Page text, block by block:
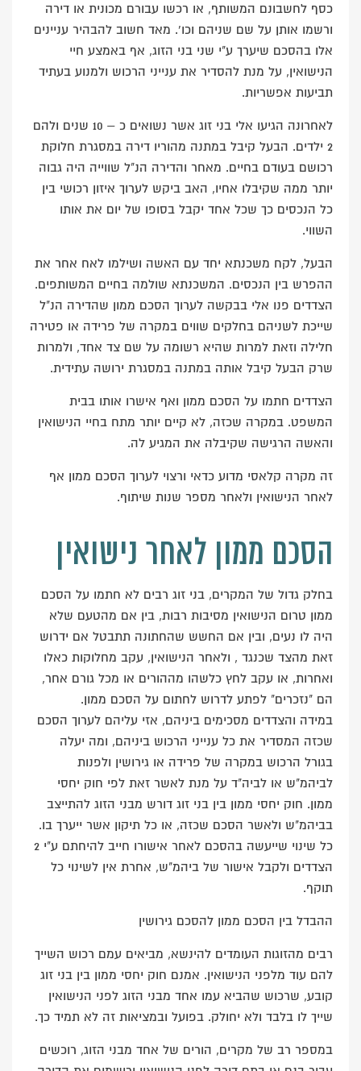
כסף לחשבונם המשותף, או רכשו עבורם מכונית או דירה
ורשמו אותן על שם שניהם וכו'. מאד חשוב להבהיר עניינים
אלו בהסכם שיערך ע"י שני בני הזוג, אף באמצע חיי
הנישואין, על מנת להסדיר את ענייני הרכוש ולמנוע בעתיד
תביעות אפשריות.
לאחרונה הגיעו אלי בני זוג אשר נשואים כ – 10 שנים ולהם
2 ילדים. הבעל קיבל במתנה מהוריו דירה במסגרת חלוקת
רכושם בעודם בחיים. מאחר והדירה הנ"ל שווייה היה גבוה
יותר ממה שקיבלו אחיו, האב ביקש לערוך איזון רכושי בין
כל הנכסים כך שכל אחד יקבל בסופו של יום את אותו
השווי.
הבעל, לקח משכנתא יחד עם האשה ושילמו לאח אחר את
ההפרש בין הנכסים. המשכנתא שולמה בחיים המשותפים.
הצדדים פנו אלי בבקשה לערוך הסכם ממון שהדירה הנ"ל
שייכת לשניהם בחלקים שווים במקרה של פרידה או פטירה
חלילה וזאת למרות שהיא רשומה על שם צד אחד, ולמרות
שרק הבעל קיבל אותה במתנה במסגרת ירושה עתידית.
הצדדים חתמו על הסכם ממון ואף אישרו אותו בבית
המשפט. במקרה שכזה, לא קיים יותר מתח בחיי הנישואין
והאשה הרגישה שקיבלה את המגיע לה.
זה מקרה קלאסי מדוע כדאי ורצוי לערוך הסכם ממון אף
לאחר הנישואין ולאחר מספר שנות שיתוף.
הסכם ממון לאחר נישואין
בחלק גדול של המקרים, בני זוג רבים לא חתמו על הסכם
ממון טרום הנישואין מסיבות רבות, בין אם מהטעם שלא
היה לו נעים, ובין אם החשש שהחתונה תתבטל אם ידרוש
זאת מהצד שכנגד , ולאחר הנישואין, עקב מחלוקות כאלו
ואחרות, או עקב לחץ כלשהו מההורים או מכל גורם אחר,
הם "נזכרים" לפתע לדרוש לחתום על הסכם ממון.
במידה והצדדים מסכימים ביניהם, אזי עליהם לערוך הסכם
שכזה המסדיר את כל ענייני הרכוש ביניהם, ומה יעלה
בגורל הרכוש במקרה של פרידה או גירושין ולפנות
לביהמ"ש או לביה"ד על מנת לאשר זאת לפי חוק יחסי
ממון. חוק יחסי ממון בין בני זוג דורש מבני הזוג להתייצב
בביהמ"ש ולאשר הסכם שכזה, או כל תיקון אשר ייערך בו.
כל שינוי שייעשה בהסכם לאחר אישורו חייב להיחתם ע"י 2
הצדדים ולקבל אישור של ביהמ"ש, אחרת אין לשינוי כל
תוקף.
ההבדל בין הסכם ממון להסכם גירושין
רבים מהזוגות העומדים להינשא, מביאים עמם רכוש השייך
להם עוד מלפני הנישואין. אמנם חוק יחסי ממון בין בני זוג
קובע, שרכוש שהביא עמו אחד מבני הזוג לפני הנישואין
שייך לו בלבד ולא יחולק. בפועל ובמציאות זה לא תמיד כך.
במספר רב של מקרים, הורים של אחד מבני הזוג, רוכשים